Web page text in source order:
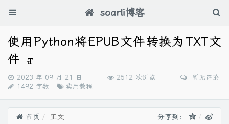
soarli博客
使用Python将EPUB文件转换为TXT文
件
发
布
2023 年 09 月 21 日 2512 次浏览
暂无评论
1492 字数
分
实用教程
首页 正文 分享到：